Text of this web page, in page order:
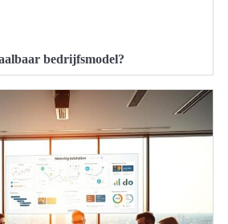
bedrijfsmodel?